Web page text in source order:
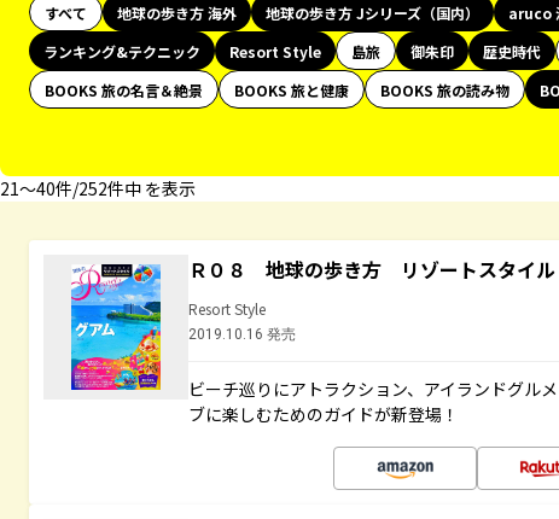
すべて 地球の歩き方 海外 地球の歩き方 Jシリーズ（国内） aruco
ランキング&テクニック
Resort Style 島旅 御朱印 歴史時代
BOOKS 旅の名言＆絶景
BOOKS 旅と健康 BOOKS 旅の読み物
21〜40件/252件中 を表示
Ｒ０８ 地球の歩き方 リゾートスタイ
Resort Style
2019.10.16 発売
ビーチ巡りにアトラクション、アイランドグル
ブに楽しむためのガイドが新登場！